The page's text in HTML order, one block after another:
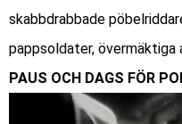
skabbdrabbade
pappsoldater, övermäktiga
PAUS OCH DAGS FÖR